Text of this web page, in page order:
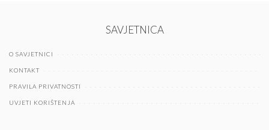
SAVJETNICA
O SAVJETNICI
KONTAKT
PRAVILA PRIVATNOSTI
UVJETI KORIŠTENJA